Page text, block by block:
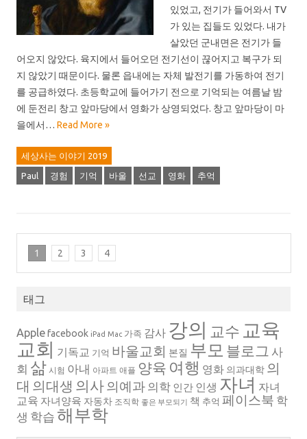
있었고, 전기가 들어와서 TV
가 있는 집들도 있었다. 내가
살았던 군내면은 전기가 들
어오지 않았다. 육지에서 들어오던 전기선이 끊어지고 복구가 되
지 않았기 때문이다. 물론 읍내에는 자체 발전기를 가동하여 전기
를 공급하였다. 초등학교에 들어가기 전으로 기억되는 여름날 밤
에 둔전리 창고 앞마당에서 영화가 상영되었다. 창고 앞마당이 마
을에서… Read More »
세상사는 이야기 2019
Paul 경험 기억 바울 선교 영화 추억
1 2 3 4
태그
Applefacebook iPad Mac 가족 감사 강의 교수 교육
교회 기독교 기억 바울교회 본질 부모 블로그 사
회 삶 시험 아내 아파트 애플 양육 여행 영화 의과대학 의
대 의대생 의사의예과 의학 인간 인생 자녀 자녀
교육 자녀양육 자동차 조직학 좋은 부모되기 책 추억 페이스북 학
생 학습 해부학